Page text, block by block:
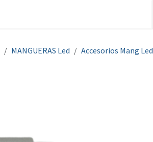
MANGUERAS Led Accesorios Mang Led